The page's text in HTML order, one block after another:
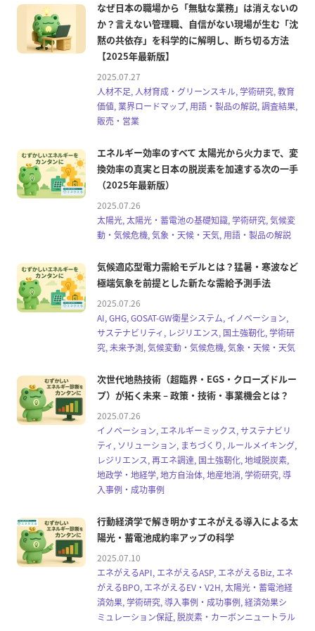
なぜ日本の職場から「無駄な業務」は消えないの
か？言えない管理職、自信がない現場が生む「沈
黙の共依存」を科学的に解明し、断ち切る方法
【2025年最新版】
2025.07.27
人材不足, 人材育成・グリーンスキル, 学術研究, 教育
価値, 業界ロードマップ, 用語・製品の解説, 調査結果,
販売・営業
エネルギー効率のすべて 太陽光から火力まで、変
換効率の真実と日本の脱炭素を加速する次の一手
（2025年最新版）
2025.07.26
太陽光, 太陽光・蓄電池の基礎知識, 学術研究, 気候変
動・気候危機, 気象・天候・天気, 用語・製品の解説
気候適応型電力需給モデルとは？猛暑・寒波など
極端気象を前提とした新たな需給予測手法
2025.07.26
AI, GHG, GOSAT-GW衛星システム, イノベーション,
サステナビリティ, レジリエンス, 国土強靭化, 学術研
究, 未来予測, 気候変動・気候危機, 気象・天候・天気
次世代地熱技術（超臨界・EGS・クローズドルー
プ）が拓く未来 – 政策・技術・事業機会とは？
2025.07.26
イノベーション, エネルギーミックス, サステナビリ
ティ, ソリューション, まちづくり, ルールメイキング,
レジリエンス, 再エネ調達, 国土強靭化, 地域脱炭素,
地政学・地経学, 地方自治体, 地産地消, 学術研究, 導
入事例・成功事例
行動経済学で解き明かすエネがえる導入による太
陽光・蓄電池成約率アップの科学
2025.07.10
エネがえるAPI, エネがえるASP, エネがえるBiz, エネ
がえるBPO, エネがえるEV・V2H, 太陽光・蓄電池経
済効果, 学術研究, 導入事例・成功事例, 経済効果シ
ミュレーション保証, 脱炭素・カーボンニュートラル